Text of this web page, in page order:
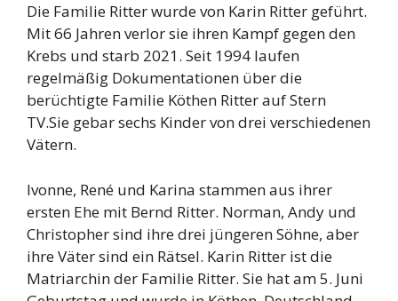
Die Familie Ritter wurde von Karin Ritter geführt.
Mit 66 Jahren verlor sie ihren Kampf gegen den
Krebs und starb 2021. Seit 1994 laufen
regelmäßig Dokumentationen über die
berüchtigte Familie Köthen Ritter auf Stern
TV.Sie gebar sechs Kinder von drei verschiedenen
Vätern.
Ivonne, René und Karina stammen aus ihrer
ersten Ehe mit Bernd Ritter. Norman, Andy und
Christopher sind ihre drei jüngeren Söhne, aber
ihre Väter sind ein Rätsel. Karin Ritter ist die
Matriarchin der Familie Ritter. Sie hat am 5. Juni